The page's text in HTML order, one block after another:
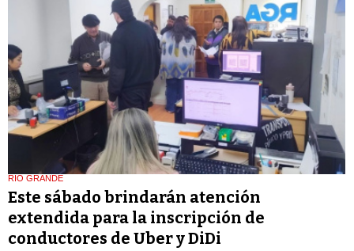
RIO GRANDE
Este sábado brindarán atención
extendida para la inscripción de
conductores de Uber y DiDi